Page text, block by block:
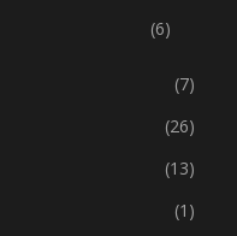
(6)
(7)
(26)
(13)
(1)